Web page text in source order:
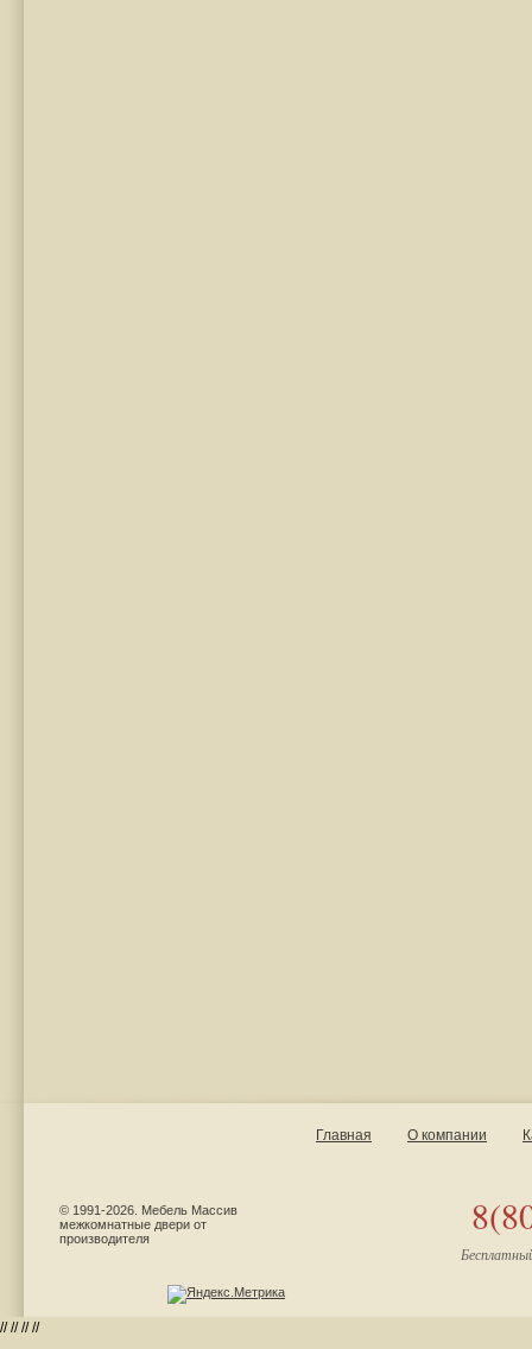
Главная О компании
© 1991-2026. Мебель Массив
межкомнатные двери от
производителя
////////